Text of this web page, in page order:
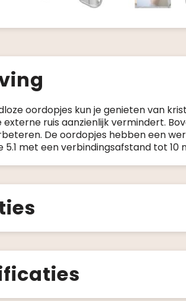
oordopjes kun je genieten van
externe ruis aanzienlijk vermindert.
De oordopjes hebben een
5.1 met een verbindingsafstand tot 10